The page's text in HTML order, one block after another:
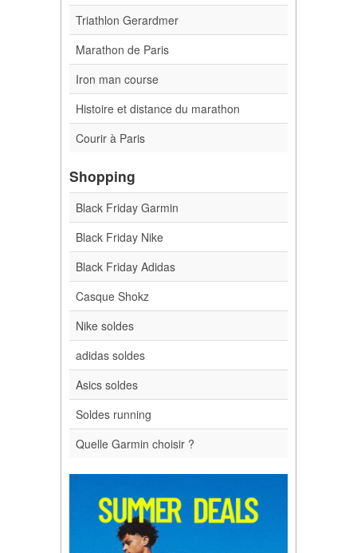
Triathlon Gerardmer
Marathon de Paris
Iron man course
Histoire et distance du marathon
Courir à Paris
Shopping
Black Friday Garmin
Black Friday Nike
Black Friday Adidas
Casque Shokz
Nike soldes
adidas soldes
Asics soldes
Soldes running
Quelle Garmin choisir ?